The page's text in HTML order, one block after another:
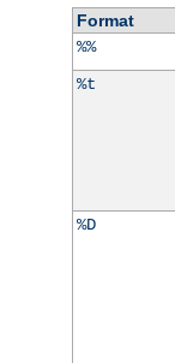
Format
%%
%t
%D